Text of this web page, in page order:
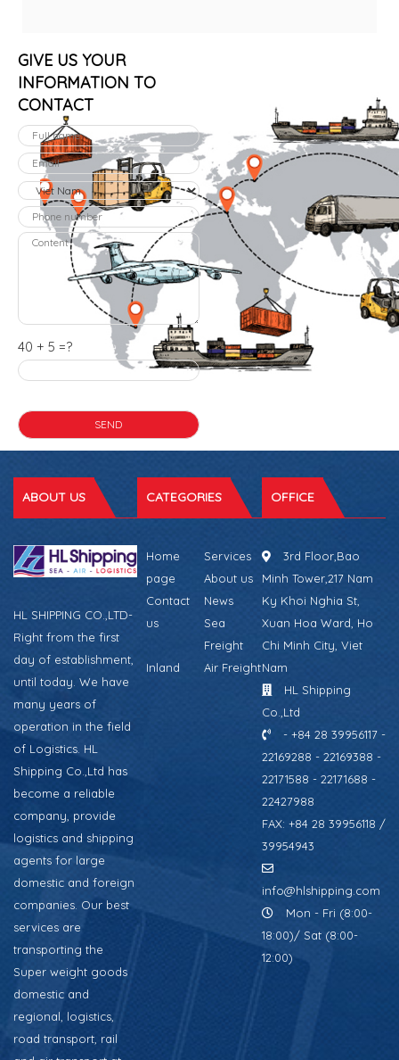
GIVE US YOUR
INFORMATION TO
CONTACT
40 + 5 =?
ABOUT US
HL SHIPPING CO.,LTD-
Right from the first
day of establishment,
until today. We have
many years of
operation in the field
of Logistics. HL
Shipping Co.,Ltd has
become a reliable
company, provide
logistics and shipping
agents for large
domestic and foreign
companies. Our best
services are
transporting the
Super weight goods
domestic and
regional, logistics,
road transport, rail
CATEGORIES
Home
page
Services
About us
Contact
us
News
Sea
Freight
Inland
Air Freight
OFFICE
3rd Floor,Bao
Minh Tower,217 Nam
Ky Khoi Nghia St,
Xuan Hoa Ward, Ho
Chi Minh City, Viet
Nam
HL Shipping
Co.,Ltd
- +84 28 39956117 -
22169288 - 22169388 -
22171588 - 22171688 -
22427988
FAX: +84 28 39956118 /
39954943
info@hlshipping.com
Mon - Fri (8:00-
18:00)/ Sat (8:00-
12:00)